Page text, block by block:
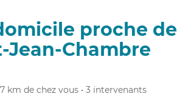
proche de
Jean-Chambre
7 km de chez vous • 3 intervenants